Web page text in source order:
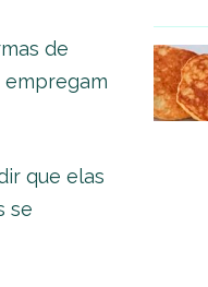
de
empregam
que elas
se